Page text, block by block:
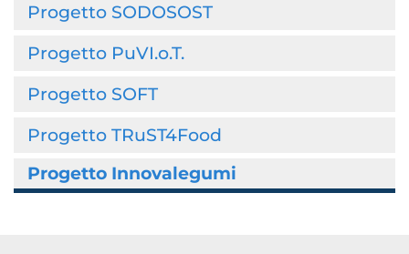
Progetto SODOSOST
Progetto PuVI.o.T.
Progetto SOFT
Progetto TRuST4Food
Progetto Innovalegumi